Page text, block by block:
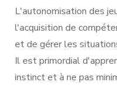
L'autonomisation des
l'acquisition de
et de gérer les
Il est primordial
instinct et à ne pas